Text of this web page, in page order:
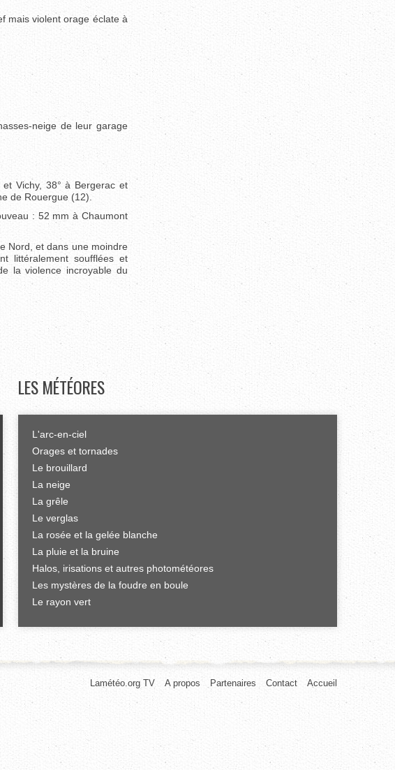
mais violent orage éclate à
neige de leur garage
Vichy, 38° à Bergerac et
de Rouergue (12).
: 52 mm à Chaumont
Nord, et dans une moindre
littéralement soufflées et
la violence incroyable du
LES MÉTÉORES
L'arc-en-ciel
Orages et tornades
Le brouillard
La neige
La grêle
Le verglas
La rosée et la gelée blanche
La pluie et la bruine
Halos, irisations et autres photométéores
Les mystères de la foudre en boule
Le rayon vert
Accueil
Contact
Partenaires
A propos
Lamétéo.org TV